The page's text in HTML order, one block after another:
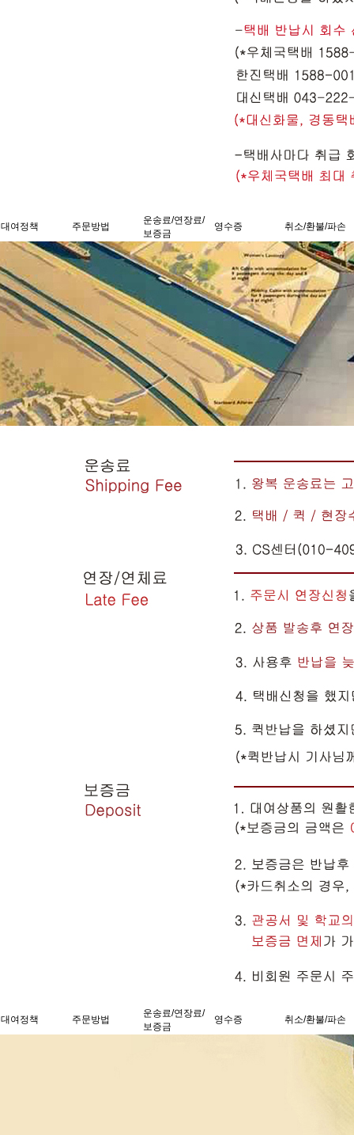
대여정책 주문방법
운송료/연장료/
보증금
영수증 취소/환불/파손
대여정책 주문방법
운송료/연장료/
보증금
영수증 취소/환불/파손